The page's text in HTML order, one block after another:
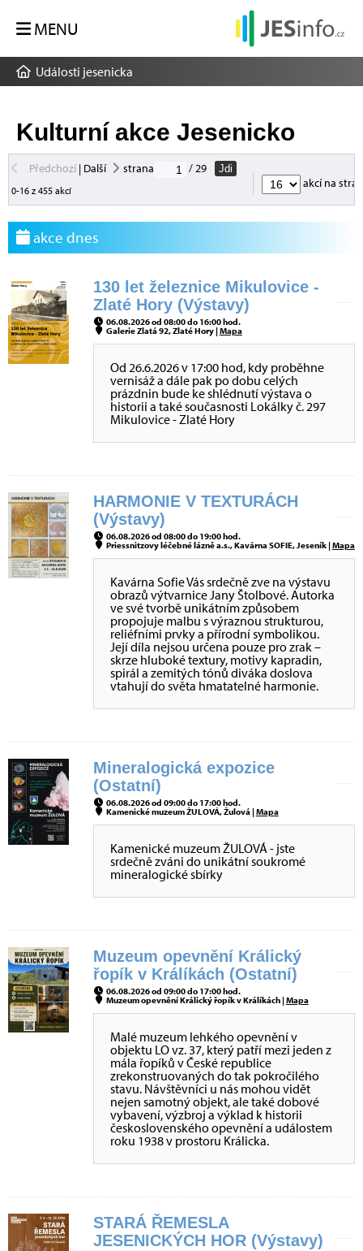
MENU
Události jesenicka
Kulturní akce Jesenicko
Předchozí| Další strana / 29
Jdi
0-16 z 455 akcí
akcí na
akce dnes
130 let železnice Mikulovice -
Zlaté Hory (Výstavy)
06.08.2026 od 08:00 do 16:00 hod.
Galerie Zlatá 92, Zlaté Hory |Mapa
Od 26.6.2026 v 17:00 hod, kdy proběhne
vernisáž a dále pak po dobu celých
prázdnin bude ke shlédnutí výstava o
historii a také současnosti Lokálky č. 297
Mikulovice - Zlaté Hory
HARMONIE V TEXTURÁCH
(Výstavy)
06.08.2026 od 08:00 do 19:00 hod.
Priessnitzovy léčebné lázně a.s., Kavárna SOFIE, Jeseník |Mapa
Kavárna Sofie Vás srdečně zve na výstavu
obrazů výtvarnice Jany Štolbové. Autorka
ve své tvorbě unikátním způsobem
propojuje malbu s výraznou strukturou,
reliéfními prvky a přírodní symbolikou.
Její díla nejsou určena pouze pro zrak –
skrze hluboké textury, motivy kapradin,
spirál a zemitých tónů diváka doslova
vtahují do světa hmatatelné harmonie.
Mineralogická expozice
(Ostatní)
06.08.2026 od 09:00 do 17:00 hod.
Kamenické muzeum ŽULOVÁ, Žulová |Mapa
Kamenické muzeum ŽULOVÁ - jste
srdečně zváni do unikátní soukromé
mineralogické sbírky
Muzeum opevnění Králický
řopík v Králíkách (Ostatní)
06.08.2026 od 09:00 do 17:00 hod.
Muzeum opevnění Králický řopík v Králíkách |Mapa
Malé muzeum lehkého opevnění v
objektu LO vz. 37, který patří mezi jeden z
mála řopíků v České republice
zrekonstruovaných do tak pokročilého
stavu. Návštěvníci u nás mohou vidět
nejen samotný objekt, ale také dobové
vybavení, výzbroj a výklad k historii
československého opevnění a událostem
roku 1938 v prostoru Králicka.
STARÁ ŘEMESLA
JESENICKÝCH HOR (Výstavy)